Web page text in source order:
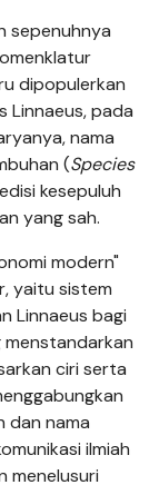
sepenuhnya
dipopulerkan
Linnaeus, pada
nama
(Species
kesepuluh
yang sah.
modern"
yaitu sistem
Linnaeus bagi
ciri serta
dan nama
ilmiah
menelusuri